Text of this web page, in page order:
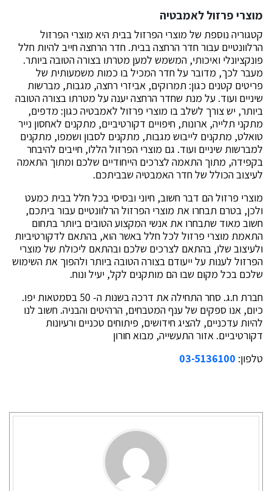
מוצרי פרזול לאמבטיה
קטגוריה נוספת של מוצרי הפרזול בבית היא מוצרי הפרזול
הרלוונטיים עבור חדר הרחצה בבית. חדר הרחצה חייב להיות חלל
פונקציונלי ואיכותי, המשמש למען מטרתו בצורה הטובה ביותר.
מעבר לכך, מדובר על חדר המכיל בו כמות משמעותית של
פריטים קטנים כגון: תמרוקים, אביזרי רחצה, מגבות, מברשות
שיניים ועוד. על מנת שחדר הרחצה יענה על מטרתו בצורה הטובה
ביותר, יש צורך לשלב בו מוצרי פרזול לאמבטיה כגון: מדפים,
מתקני תלייה, ארונות, חיפויים דקורטיביים, מתקנים לאחסון נייר
טואלט, מתקנים לייבוש מגבות, מתקנים לסבון ושמפו, מתקנים
למברשות שיניים ועוד. גם מוצרי הפרזול הללו, חייבים להיבחר
בקפידה, מתוך התאמה לצרכים הייחודיים שלכם ומתוך התאמה
לעיצוב הכולל של חדר האמבטיה שבביתכם.
מוצרי פרזול הם דבר חשוב, חיוני ובסיסי בכל חלל בבית כמעט
ולכן, בטרם תבחרו את מוצרי הפרזול הרלוונטיים עבור ביתכם,
חשוב מאוד שתבחרו את אנשי המקצוע הטובים ביותר בתחום
התאמת מוצרי פרזול לכל חלל באשר הוא, בהתאם לדקורטיביות
ולעיצוב שלו, בהתאם לצרכים שלכם ובהתאם ליכולת של מוצרי
הפרזול לענות על ייעודם בצורה הטובה ביותר ולהפוך את השימוש
שלכם בכל מקום שבו הם מותקנים לקל, יעיל ונוח.
חברת ח.ג. סחר התחילה את דרכה בשנות ה- 50 בסמטאות יפו.
כיום, אנו ספקים של ענף המטבחים, הרהיטים והבניה. חשוב לנו
להיות עדכניים, להציג חידושים, פיתוחים טכניים ורעיונות
דקורטיביים. אזור התעשייה, מבוא חורון
טלפון: 03-5136100